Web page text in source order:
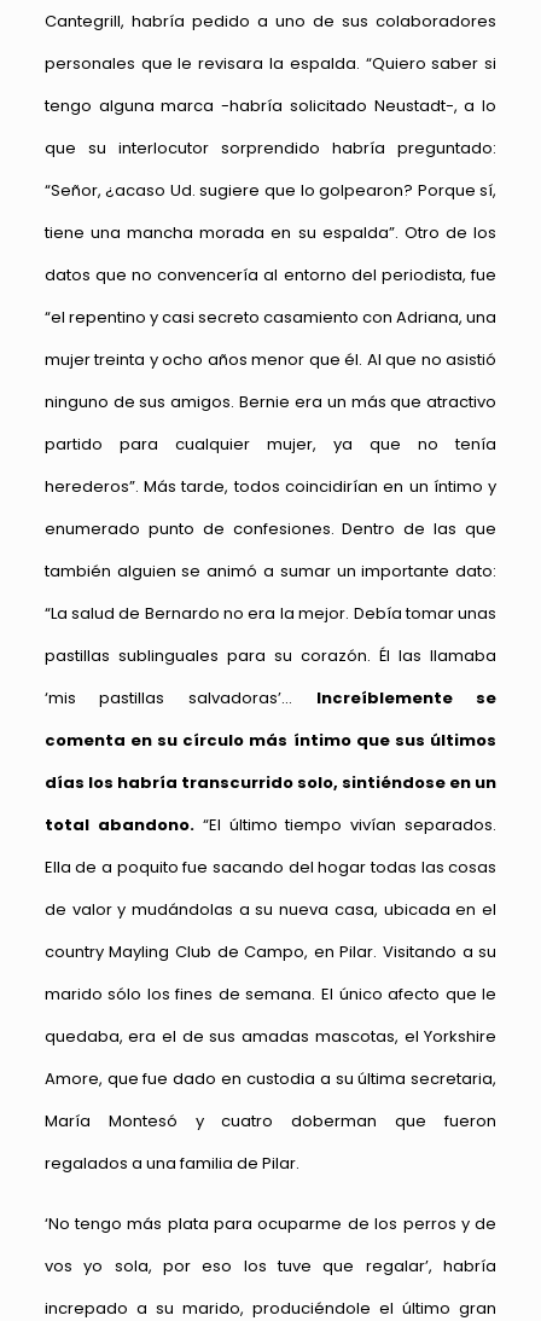
Cantegrill, habría pedido a uno de sus colaboradores
personales que le revisara la espalda. “Quiero saber si
tengo alguna marca -habría solicitado Neustadt-, a lo
que su interlocutor sorprendido habría preguntado:
“Señor, ¿acaso Ud. sugiere que lo golpearon? Porque sí,
tiene una mancha morada en su espalda”. Otro de los
datos que no convencería al entorno del periodista, fue
“el repentino y casi secreto casamiento con Adriana, una
mujer treinta y ocho años menor que él. Al que no asistió
ninguno de sus amigos. Bernie era un más que atractivo
partido para cualquier mujer, ya que no tenía
herederos”. Más tarde, todos coincidirían en un íntimo y
enumerado punto de confesiones. Dentro de las que
también alguien se animó a sumar un importante dato:
“La salud de Bernardo no era la mejor. Debía tomar unas
pastillas sublinguales para su corazón. Él las llamaba
‘mis pastillas salvadoras’… Increíblemente se
comenta en su círculo más íntimo que sus últimos
días los habría transcurrido solo, sintiéndose en un
total abandono.“El último tiempo vivían separados.
Ella de a poquito fue sacando del hogar todas las cosas
de valor y mudándolas a su nueva casa, ubicada en el
country Mayling Club de Campo, en Pilar. Visitando a su
marido sólo los fines de semana. El único afecto que le
quedaba, era el de sus amadas mascotas, el Yorkshire
Amore, que fue dado en custodia a su última secretaria,
María Montesó y cuatro doberman que fueron
regalados a una familia de Pilar.
‘No tengo más plata para ocuparme de los perros y de
vos yo sola, por eso los tuve que regalar’, habría
increpado a su marido, produciéndole el último gran